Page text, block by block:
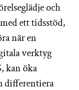
och
ett tidsstöd,
när en
verktyg
kan öka
differentiera